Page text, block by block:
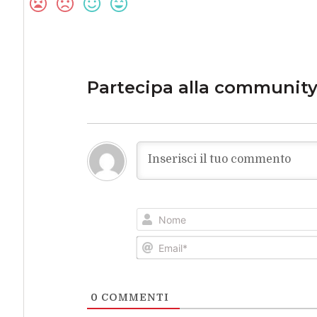
Partecipa alla community
0 COMMENTI